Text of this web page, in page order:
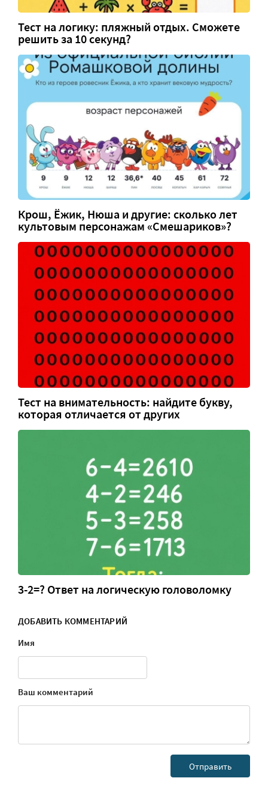
Тест на логику: пляжный отдых. Сможете
решить за 10 секунд?
Крош, Ёжик, Нюша и другие: сколько лет
культовым персонажам «Смешариков»?
Тест на внимательность: найдите букву,
которая отличается от других
3-2=? Ответ на логическую головоломку
ДОБАВИТЬ КОММЕНТАРИЙ
Имя
Ваш комментарий